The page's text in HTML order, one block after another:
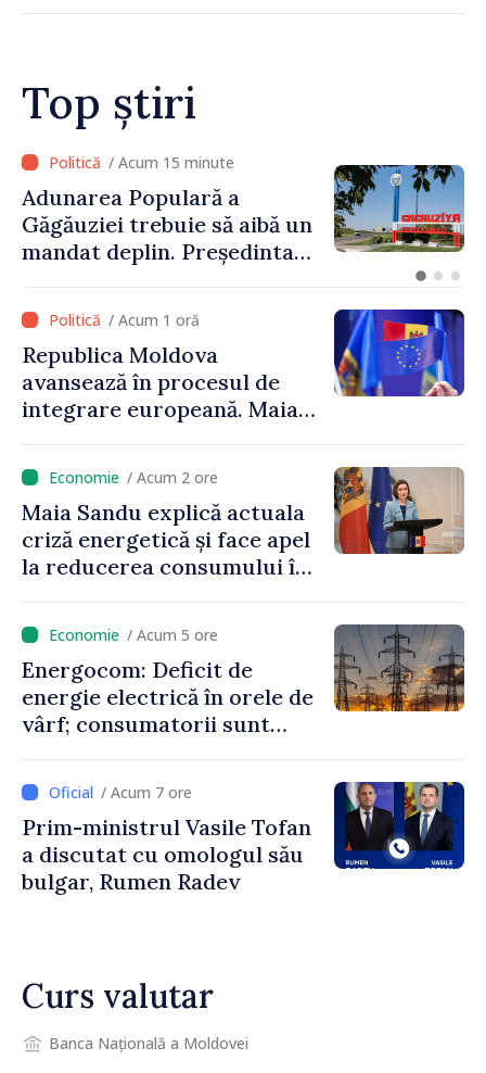
calitative și infrastructură
modernizată”
Top știri
/ Acum 55 minute
Linia electrică de 330 kV
Bălți–Dnestrovsk, grav
avariată în urma
/ Acum 1 oră
Republica Moldova
avansează în procesul de
integrare europeană. Maia
niciun stat”
/ Acum 2 ore
Maia Sandu explică actuala
criză energetică și face apel
la reducerea consumului în
putem menține prețurile la
un nivel mai mic”
/ Acum 5 ore
Energocom: Deficit de
energie electrică în orele de
vârf; consumatorii sunt
/ Acum 7 ore
Prim-ministrul Vasile Tofan
a discutat cu omologul său
bulgar, Rumen Radev
Curs valutar
Banca Națională a Moldovei